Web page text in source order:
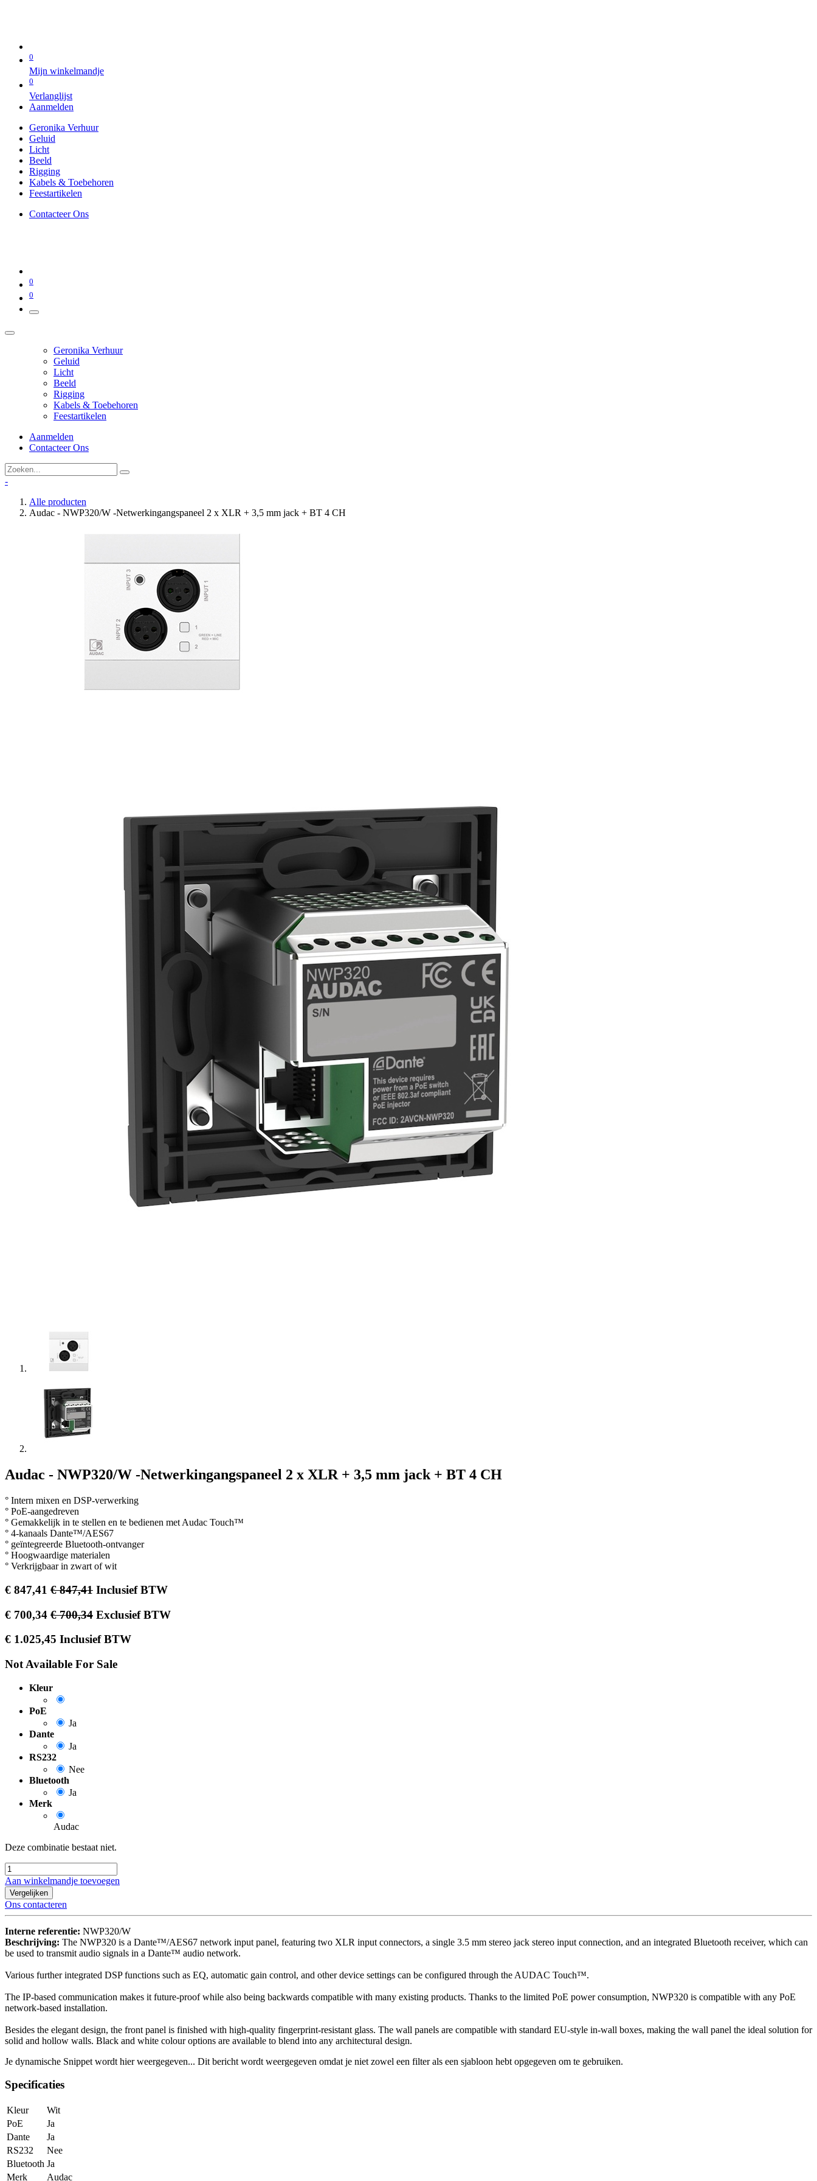
0
Mijn winkelmandje
0
Verlanglijst
Aanmelden
Geronika Verhuur
Geluid
Licht
Beeld
Rigging
Kabels & Toebehoren
Feestartikelen
Contacteer Ons
0
0
Geronika Verhuur
Geluid
Licht
Beeld
Rigging
Kabels & Toebehoren
Feestartikelen
Aanmelden
Contacteer Ons
-
Alle producten
Audac - NWP320/W -Netwerkingangspaneel 2 x XLR + 3,5 mm jack + BT 4 CH
Audac - NWP320/W -Netwerkingangspaneel 2 x XLR + 3,5 mm jack + BT 4 CH
° Intern mixen en DSP-verwerking
° PoE-aangedreven
° Gemakkelijk in te stellen en te bedienen met Audac Touch™
° 4-kanaals Dante™/AES67
° geïntegreerde Bluetooth-ontvanger
° Hoogwaardige materialen
° Verkrijgbaar in zwart of wit
€ 847,41 €847,41 Inclusief BTW
€ 700,34 €700,34 Exclusief BTW
€ 1.025,45 Inclusief BTW
Not Available For Sale
Kleur
PoE
Ja
Dante
Ja
RS232
Nee
Bluetooth
Ja
Merk
Audac
Deze combinatie bestaat niet.
Aan winkelmandje toevoegen
Vergelijken
Ons contacteren
Interne referentie: NWP320/W
Beschrijving: The NWP320 is a Dante™/AES67 network input panel, featuring two XLR input connectors, a single 3.5 mm stereo jack stereo input connection, and an integrated Bluetooth receiver, which can
be used to transmit audio signals in a Dante™ audio network.
Various further integrated DSP functions such as EQ, automatic gain control, and other device settings can be configured through the AUDAC Touch™.
The IP-based communication makes it future-proof while also being backwards compatible with many existing products. Thanks to the limited PoE power consumption, NWP320 is compatible with any PoE
network-based installation.
Besides the elegant design, the front panel is finished with high-quality fingerprint-resistant glass. The wall panels are compatible with standard EU-style in-wall boxes, making the wall panel the ideal solution for
solid and hollow walls. Black and white colour options are available to blend into any architectural design.
Je dynamische Snippet wordt hier weergegeven... Dit bericht wordt weergegeven omdat je niet zowel een filter als een sjabloon hebt opgegeven om te gebruiken.
Specificaties
Kleur
Wit
PoE
Ja
Dante
Ja
RS232
Nee
Bluetooth Ja
Merk
Audac